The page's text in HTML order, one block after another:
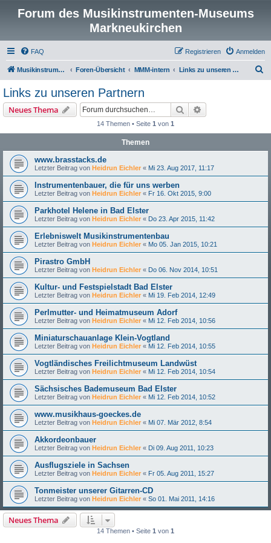
Forum des Musikinstrumenten-Museums
Markneukirchen
FAQ Anmelden
Registrieren
Musikinstrumenten-Museum Foren-Übersicht MMM-intern Links zu unseren Partnern
Links zu unseren Partnern
Neues Thema Suche
14 Themen • Seite 1 von 1
Themen
www.brasstacks.de
Letzter Beitrag von Heidrun Eichler « Mi 23. Aug 2017, 11:17
Instrumentenbauer, die für uns werben
Letzter Beitrag von Heidrun Eichler « Fr 16. Okt 2015, 9:00
Parkhotel Helene in Bad Elster
Letzter Beitrag von Heidrun Eichler « Do 23. Apr 2015, 11:42
Erlebniswelt Musikinstrumentenbau
Letzter Beitrag von Heidrun Eichler « Mo 05. Jan 2015, 10:21
Pirastro GmbH
Letzter Beitrag von Heidrun Eichler « Do 06. Nov 2014, 10:51
Kultur- und Festspielstadt Bad Elster
Letzter Beitrag von Heidrun Eichler « Mi 19. Feb 2014, 12:49
Perlmutter- und Heimatmuseum Adorf
Letzter Beitrag von Heidrun Eichler « Mi 12. Feb 2014, 10:56
Miniaturschauanlage Klein-Vogtland
Letzter Beitrag von Heidrun Eichler « Mi 12. Feb 2014, 10:55
Vogtländisches Freilichtmuseum Landwüst
Letzter Beitrag von Heidrun Eichler « Mi 12. Feb 2014, 10:54
Sächsisches Bademuseum Bad Elster
Letzter Beitrag von Heidrun Eichler « Mi 12. Feb 2014, 10:52
www.musikhaus-goeckes.de
Letzter Beitrag von Heidrun Eichler « Mi 07. Mär 2012, 8:54
Akkordeonbauer
Letzter Beitrag von Heidrun Eichler « Di 09. Aug 2011, 10:23
Ausflugsziele in Sachsen
Letzter Beitrag von Heidrun Eichler « Fr 05. Aug 2011, 15:27
Tonmeister unserer Gitarren-CD
Letzter Beitrag von Heidrun Eichler « So 01. Mai 2011, 14:16
Neues Thema
14 Themen • Seite 1 von 1